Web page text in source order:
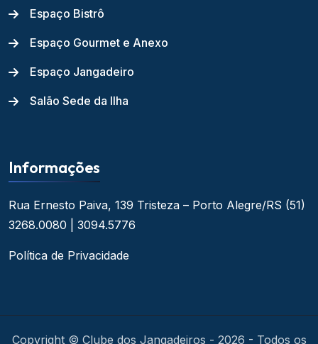
Espaço Bistrô
Espaço Gourmet e Anexo
Espaço Jangadeiro
Salão Sede da Ilha
Informações
Rua Ernesto Paiva, 139 Tristeza – Porto Alegre/RS (51)
3268.0080 | 3094.5776
Política de Privacidade
Copyright © Clube dos Jangadeiros - 2026 - Todos os